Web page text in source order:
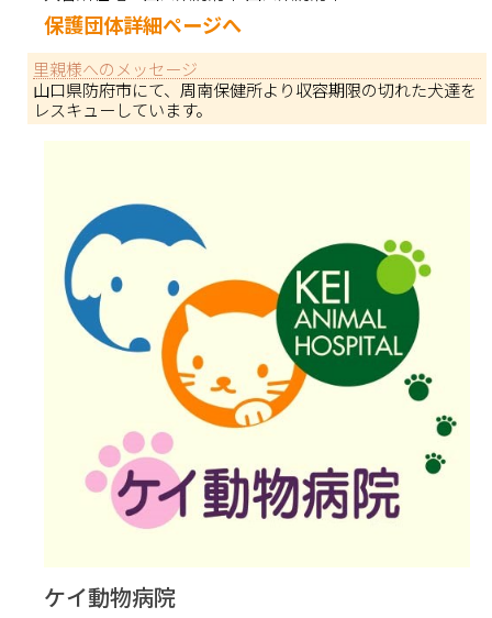
保護団体詳細ページへ
里親様へのメッセージ
山口県防府市にて、周南保健所より収容期限の切れた犬達を
レスキューしています。
ケイ動物病院